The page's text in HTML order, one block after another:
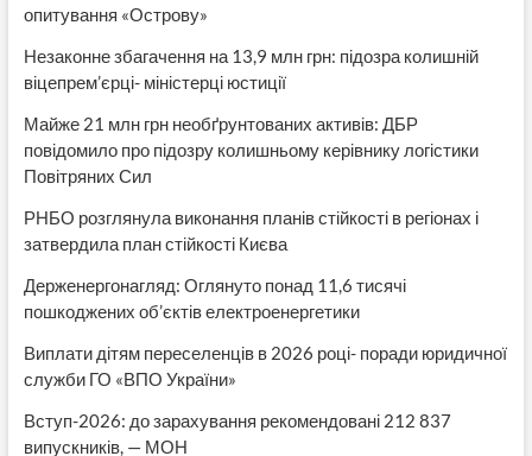
опитування «Острову»
Незаконне збагачення на 13,9 млн грн: підозра колишній
віцепрем’єрці- міністерці юстиції
Майже 21 млн грн необґрунтованих активів: ДБР
повідомило про підозру колишньому керівнику логістики
Повітряних Сил
РНБО розглянула виконання планів стійкості в регіонах і
затвердила план стійкості Києва
Держенергонагляд: Оглянуто понад 11,6 тисячі
пошкоджених об’єктів електроенергетики
Виплати дітям переселенців в 2026 році- поради юридичної
служби ГО «ВПО України»
Вступ-2026: до зарахування рекомендовані 212 837
випускників, — МОН